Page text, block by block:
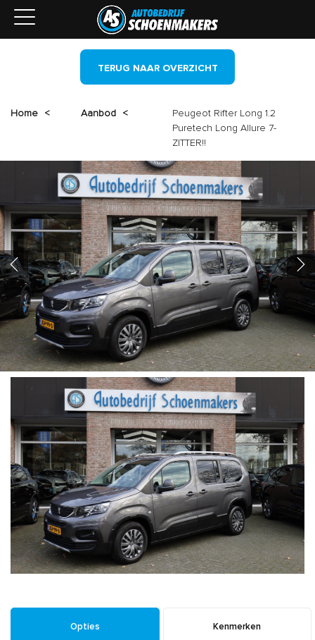
TERUG NAAR OVERZICHT
Home < Aanbod <
Peugeot Rifter Long 1.2
Puretech Long Allure 7-
ZITTER!!
Opties Kenmerken